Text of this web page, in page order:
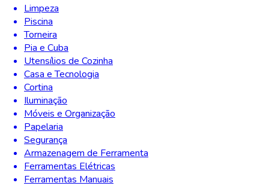
Limpeza
Piscina
Torneira
Pia e Cuba
Utensílios de Cozinha
Casa e Tecnologia
Cortina
Iluminação
Móveis e Organização
Papelaria
Segurança
Armazenagem de Ferramenta
Ferramentas Elétricas
Ferramentas Manuais